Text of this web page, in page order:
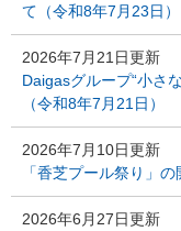
て（令和8年7月23日）
2026年7月21日更新
Daigasグループ“小さ
（令和8年7月21日）
2026年7月10日更新
「香芝プール祭り」
2026年6月27日更新